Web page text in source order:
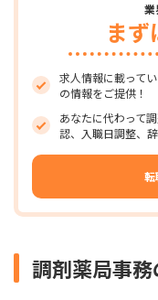
業
ま
求人情報に載って
の情報をご提供！
あなたに代わって
認、入職日調整、辞
転
調剤薬局事